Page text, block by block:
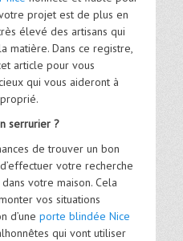
projet est de plus en
élevé des artisans qui
matière. Dans ce registre,
article pour vous
qui vous aideront à
serrurier ?
de trouver un bon
votre recherche
votre maison. Cela
vos situations
d’une porte blindée Nice
qui vont utiliser